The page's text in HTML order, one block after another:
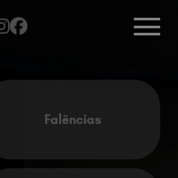
Falências